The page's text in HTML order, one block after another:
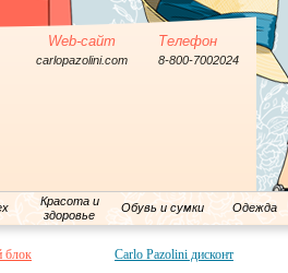
Web-сайт Телефон
carlopazolini.com 8-800-7002024
Красота и
здоровье
Обувь и сумки Одежда
блок Carlo Pazolini дисконт